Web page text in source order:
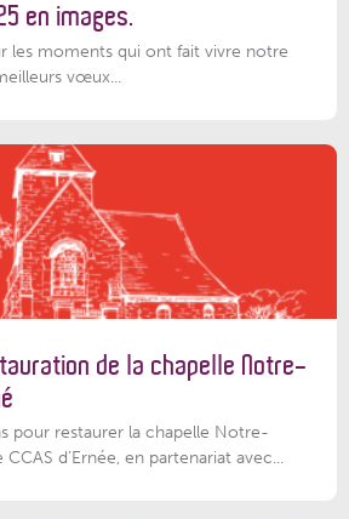
en images.
les moments qui ont fait vivre notre
vœux...
de la chapelle Notre-
pour restaurer la chapelle Notre-
d’Ernée, en partenariat avec...